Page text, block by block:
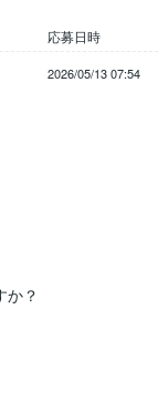
応募日時
2026/05/13 07:54
か？